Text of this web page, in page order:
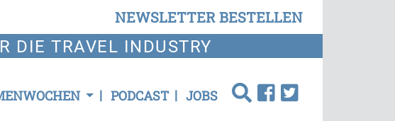
NEWSLETTER BESTELLEN
DIE TRAVEL INDUSTRY
PODCAST JOBS